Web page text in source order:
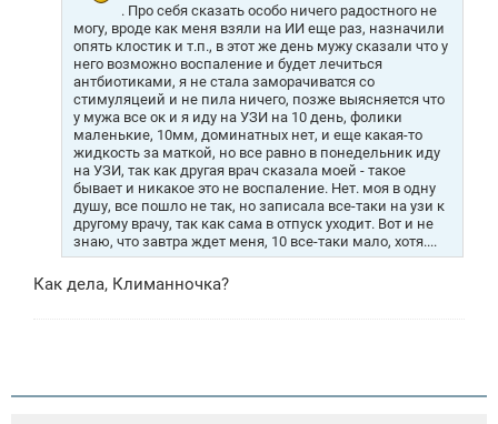
. Про себя сказать особо ничего радостного не
могу, вроде как меня взяли на ИИ еще раз, назначили
опять клостик и т.п., в этот же день мужу сказали что у
него возможно воспаление и будет лечиться
антбиотиками, я не стала заморачиватся со
стимуляцеий и не пила ничего, позже выясняется что
у мужа все ок и я иду на УЗИ на 10 день, фолики
маленькие, 10мм, доминатных нет, и еще какая-то
жидкость за маткой, но все равно в понедельник иду
на УЗИ, так как другая врач сказала моей - такое
бывает и никакое это не воспаление. Нет. моя в одну
душу, все пошло не так, но записала все-таки на узи к
другому врачу, так как сама в отпуск уходит. Вот и не
знаю, что завтра ждет меня, 10 все-таки мало, хотя....
Как дела, Климанночка?